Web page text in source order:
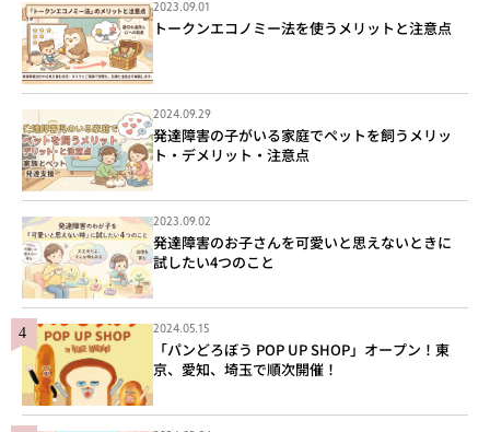
2023.09.01
トークンエコノミー法を使うメリットと注意点
2024.09.29
発達障害の子がいる家庭でペットを飼うメリッ
ト・デメリット・注意点
2023.09.02
発達障害のお子さんを可愛いと思えないときに
試したい4つのこと
2024.05.15
「パンどろぼう POP UP SHOP」オープン！東
京、愛知、埼玉で順次開催！